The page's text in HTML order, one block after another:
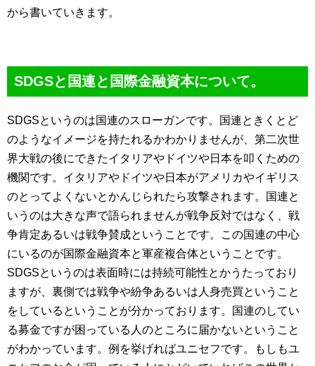
から書いていきます。
SDGSと国連と国際金融資本について。
SDGSというのは国連のスローガンです。国連ときくとど
のようなイメージを持たれるかわかりませんが、第二次世
界大戦の後にできたイタリアやドイツや日本を叩くための
機関です。イタリアやドイツや日本がアメリカやイギリス
のとってよくないとかんじられたら攻撃されます。国連と
いうのは大きな声で語られませんが戦争反対ではなく、戦
争肯定あるいは戦争賛成ということです。この国連の中心
にいるのが国際金融資本と軍産複合体ということです。
SDGSというのは表面時には持続可能性とかうたっており
ますが、裏側では戦争や紛争あるいは人身売買ということ
をしているということが分かっております。国連のしてい
る募金ですが困っている人のところに届かないということ
がわかっています。例を挙げればユニセフです。もしもユ